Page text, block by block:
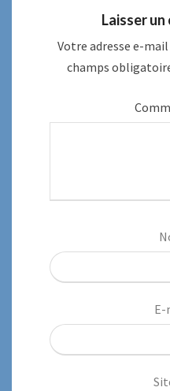
Laisser
Votre adresse e-
champs
E-